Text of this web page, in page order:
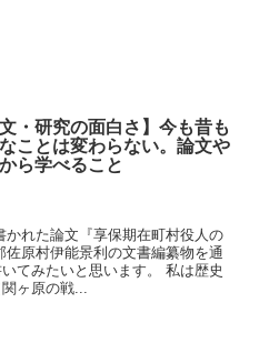
文・研究の面白さ】今も昔も
ことは変わらない。論文や
ら学べること
れた論文『享保期在町村役人の
原村伊能景利の文書編纂物を通
てみたいと思います。 私は歴史
ヶ原の戦...